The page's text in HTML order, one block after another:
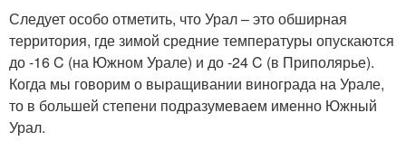
Следует особо отметить, что Урал – это обширная
территория, где зимой средние температуры опускаются
до -16 C (на Южном Урале) и до -24 C (в Приполярье).
Когда мы говорим о выращивании винограда на Урале,
то в большей степени подразумеваем именно Южный
Урал.